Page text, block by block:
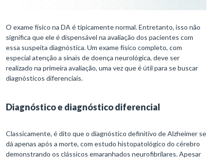
O exame físico na DA é tipicamente normal. Entretanto, isso não
significa que ele é dispensável na avaliação dos pacientes com
essa suspeita diagnóstica. Um exame físico completo, com
especial atenção a sinais de doença neurológica, deve ser
realizado na primeira avaliação, uma vez que é útil para se buscar
diagnósticos diferenciais.
Diagnóstico e diagnóstico diferencial
Classicamente, é dito que o diagnóstico definitivo de Alzheimer se
dá apenas após a morte, com estudo histopatológico do cérebro
demonstrando os clássicos emaranhados neurofibrilares. Apesar